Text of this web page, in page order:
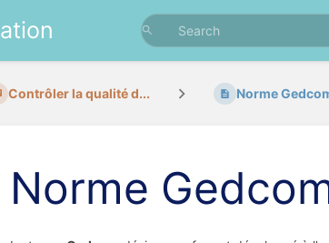
Contrôler la qualité d... Norme
Norme